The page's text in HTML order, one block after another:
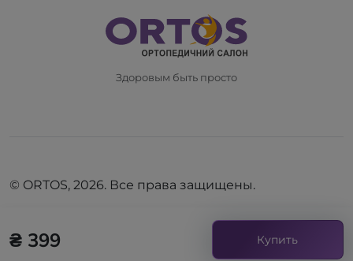
₴ 399 Купить
Здоровым быть просто
© ORTOS, 2026. Все права защищены.